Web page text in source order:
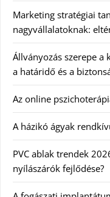
Marketing stratégiai
nagyvállalatoknak:
Állványozás szerepe
a határidő és a
Az online
A házikó ágyak
PVC ablak trendek
nyílászárók fejlődése?